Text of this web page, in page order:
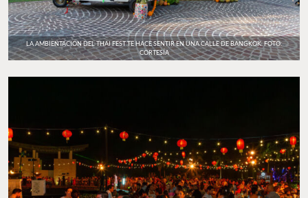
LA AMBIENTACIÓN DEL THAI FEST TE HACE SENTIR EN UNA CALLE DE BANGKOK. FOTO:
CORTESÍA